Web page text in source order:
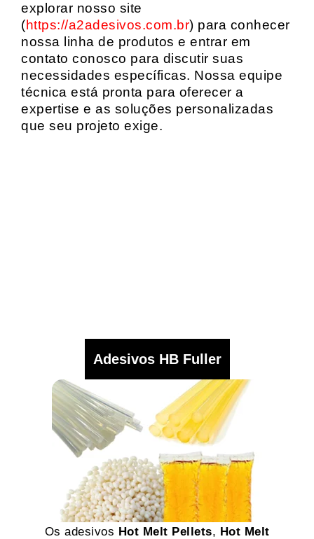
explorar nosso site
(https://a2adesivos.com.br) para conhecer
nossa linha de produtos e entrar em
contato conosco para discutir suas
necessidades específicas. Nossa equipe
técnica está pronta para oferecer a
expertise e as soluções personalizadas
que seu projeto exige.
Adesivos HB Fuller
Os adesivos Hot Melt Pellets, Hot Melt